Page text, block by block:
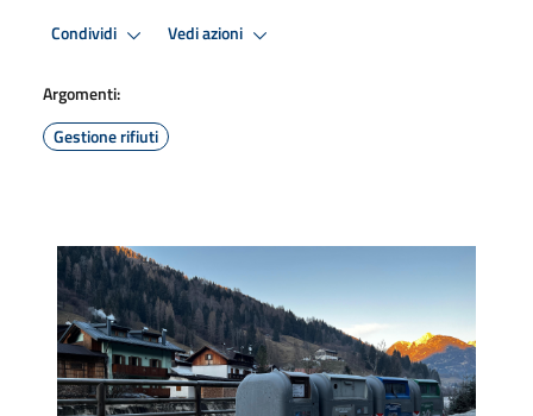
Condividi Vedi azioni
Argomenti:
Gestione rifiuti